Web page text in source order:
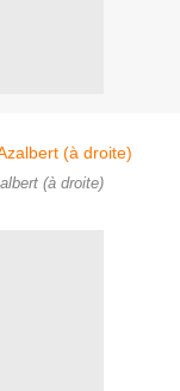
(à droite)